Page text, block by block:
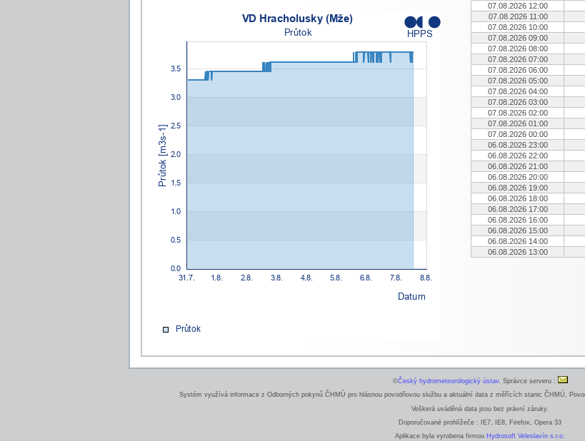
07.08.2026 12:00
07.08.2026 11:00
07.08.2026 10:00
07.08.2026 09:00
07.08.2026 08:00
07.08.2026 07:00
07.08.2026 06:00
07.08.2026 05:00
07.08.2026 04:00
07.08.2026 03:00
07.08.2026 02:00
07.08.2026 01:00
07.08.2026 00:00
06.08.2026 23:00
06.08.2026 22:00
06.08.2026 21:00
06.08.2026 20:00
06.08.2026 19:00
06.08.2026 18:00
06.08.2026 17:00
06.08.2026 16:00
06.08.2026 15:00
06.08.2026 14:00
06.08.2026 13:00
©Český hydrometeorologický ústav. Správce serveru :
Systém využívá informace z Odborných pokynů ČHMÚ pro hlásnou povodňovou službu a aktuální data z měřících stanic ČHMÚ,
Veškerá uváděná data jsou bez právní záruky.
Doporučované prohlížeče : IE7, IE8, Firefox, Opera 33
Aplikace byla vyrobena firmou Hydrosoft Veleslavín s.r.o.